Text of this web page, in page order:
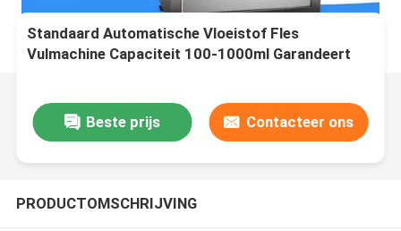
Standaard Automatische Vloeistof Fles
Vulmachine Capaciteit 100-1000ml Garandeert
Beste prijs Contacteer ons
PRODUCTOMSCHRIJVING